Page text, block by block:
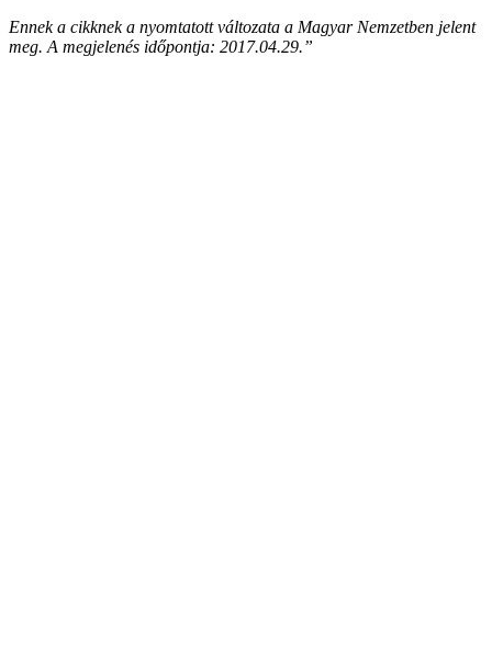
Ennek a cikknek a nyomtatott változata a Magyar Nemzetben jelent
meg. A megjelenés időpontja: 2017.04.29.”